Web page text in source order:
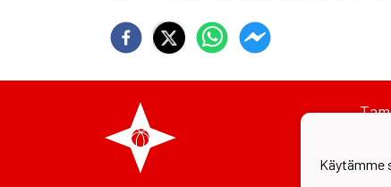
Käytämme